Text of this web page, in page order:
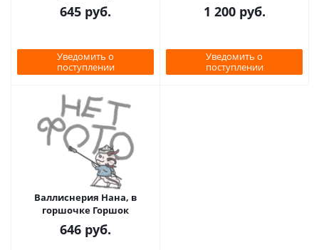
645 руб.
Уведомить о
поступлении
1 200руб.
Уведомить о
поступлении
Валлиснерия Нана, в
горшочке Горшок
646 руб.